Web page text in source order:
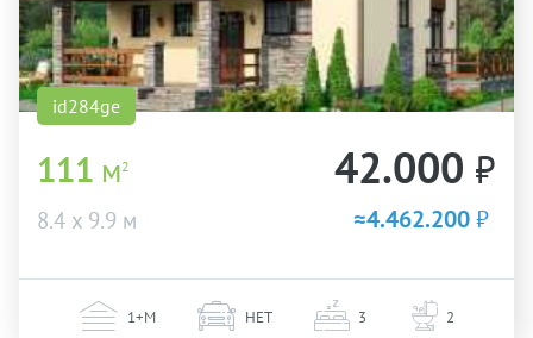
id284ge
111 м2
8.4 х 9.9 м
42.000 ₽
≈4.462.200₽
1+М НЕТ 3 2